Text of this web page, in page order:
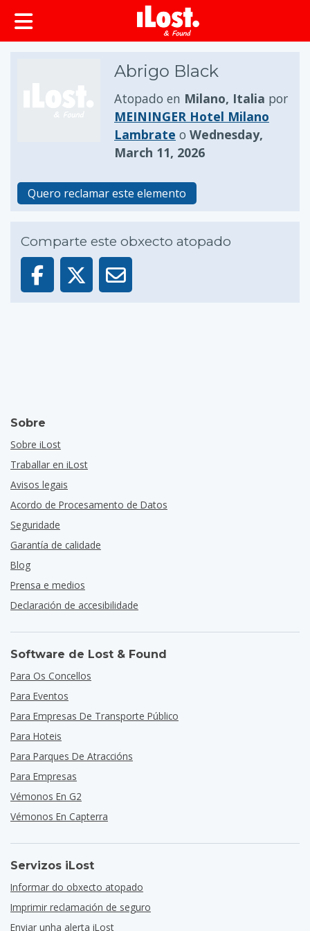
Abrigo Black
Atopado en Milano, Italia por
MEININGER Hotel Milano
Lambrate o Wednesday,
March 11, 2026
Quero reclamar este elemento
Comparte este obxecto atopado
Sobre
Sobre iLost
Traballar en iLost
Avisos legais
Acordo de Procesamento de Datos
Seguridade
Garantía de calidade
Blog
Prensa e medios
Declaración de accesibilidade
Software de Lost & Found
Para Os Concellos
Para Eventos
Para Empresas De Transporte Público
Para Hoteis
Para Parques De Atraccións
Para Empresas
Vémonos En G2
Vémonos En Capterra
Servizos iLost
Informar do obxecto atopado
Imprimir reclamación de seguro
Enviar unha alerta iLost